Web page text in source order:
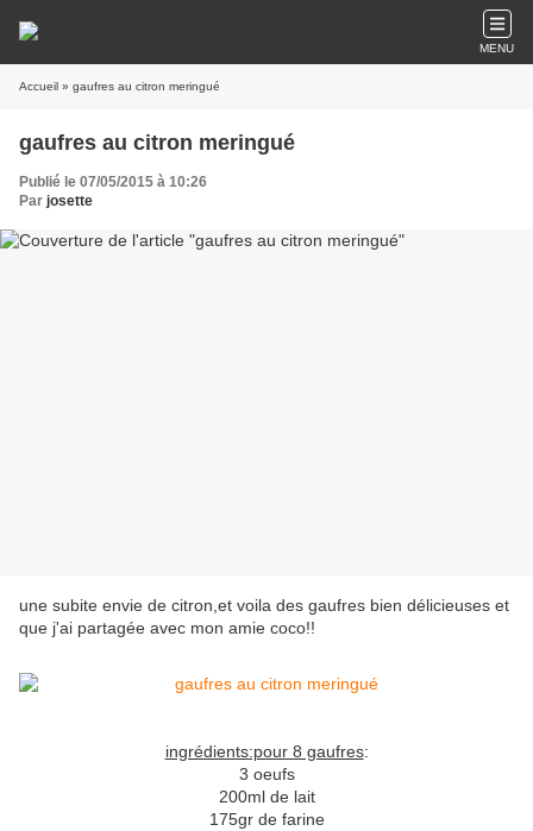
MENU
Accueil » gaufres au citron meringué
gaufres au citron meringué
Publié le 07/05/2015 à 10:26
Par josette
une subite envie de citron,et voila des gaufres bien délicieuses et
que j'ai partagée avec mon amie coco!!
ingrédients:pour 8 gaufres:
3 oeufs
200ml de lait
175gr de farine